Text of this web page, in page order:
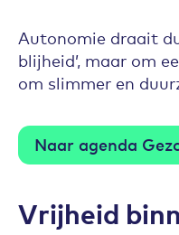
Autonomie draait
blijheid’, maar om
om slimmer en
Naar agenda
Vrijheid